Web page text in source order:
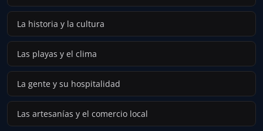
La historia y la cultura
Las playas y el clima
La gente y su hospitalidad
Las artesanías y el comercio local